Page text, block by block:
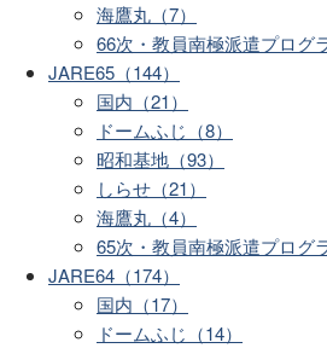
海鷹丸（7）
66次・教員南極派遣プログ
JARE65（144）
国内（21）
ドームふじ（8）
昭和基地（93）
しらせ（21）
海鷹丸（4）
65次・教員南極派遣プログ
JARE64（174）
国内（17）
ドームふじ（14）